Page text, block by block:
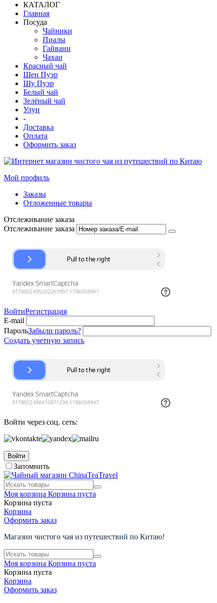
КАТАЛОГ
Главная
Посуда
Чайники
Пиалы
Гайвани
Чахаи
Красный чай
Шен Пуэр
Шу Пуэр
Белый чай
Зелёный чай
Улун
-
Доставка
Оплата
Оформить заказ
Мой профиль
Заказы
Отложенные товары
Отслеживание заказа
Отслеживание заказа
ВойтиРегистрация
E-mail
ПарольЗабыли пароль?
Создать учетную запись
Войти через соц. сеть:
Войти
Запомнить
Моя корзина Корзина пуста
Корзина пуста
Корзина
Оформить заказ
Магазин чистого чая из путешествий по Китаю!
Моя корзина Корзина пуста
Корзина пуста
Корзина
Оформить заказ